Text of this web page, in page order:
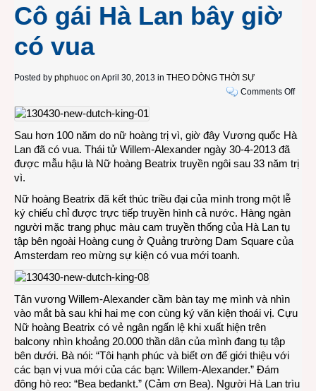
Cô gái Hà Lan bây giờ
có vua
Posted by phphuoc on April 30, 2013 in THEO DÒNG THỜI SỰ
Comments Offon
Hà
bây
Sau hơn 100 năm do nữ hoàng trị vì, giờ đây Vương quốc Hà
Lan đã có vua. Thái tử Willem-Alexander ngày 30-4-2013 đã
được mẫu hậu là Nữ hoàng Beatrix truyền ngôi sau 33 năm trị
vì.
Nữ hoàng Beatrix đã kết thúc triều đại của mình trong một lễ
ký chiếu chỉ được trực tiếp truyền hình cả nước. Hàng ngàn
người mặc trang phục màu cam truyền thống của Hà Lan tụ
tập bên ngoài Hoàng cung ở Quảng trường Dam Square của
Amsterdam reo mừng sự kiện có vua mới toanh.
Tân vương Willem-Alexander cầm bàn tay mẹ mình và nhìn
vào mắt bà sau khi hai mẹ con cùng ký văn kiện thoái vị. Cựu
Nữ hoàng Beatrix có vẻ ngân ngấn lệ khi xuất hiện trên
balcony nhìn khoảng 20.000 thần dân của mình đang tụ tập
bên dưới. Bà nói: “Tôi hạnh phúc và biết ơn để giới thiệu với
các bạn vị vua mới của các bạn: Willem-Alexander.” Đám
đông hò reo: “Bea bedankt.” (Cảm ơn Bea). Người Hà Lan trìu